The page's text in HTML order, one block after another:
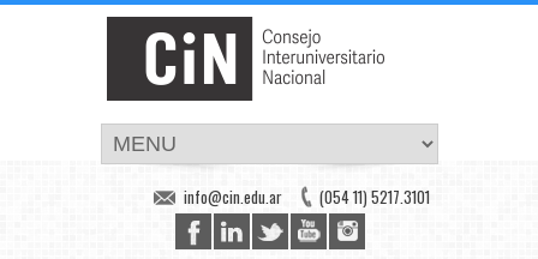
(054 11) 5217.3101
info@cin.edu.ar